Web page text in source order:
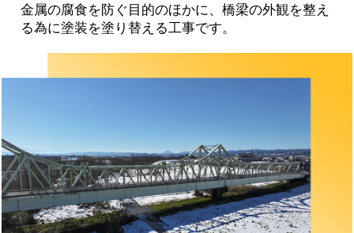
金属の腐食を防ぐ目的のほかに、橋梁の外観を整え
る為に塗装を塗り替える工事です。